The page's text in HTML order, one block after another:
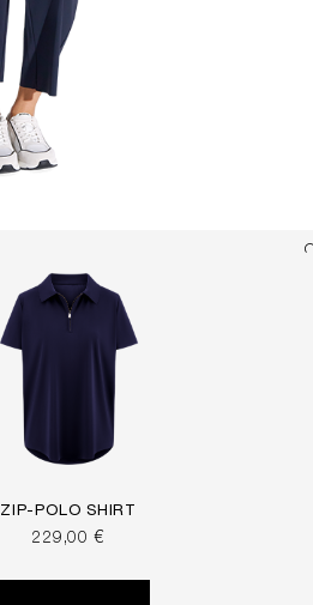
ZIP-POLO SHIRT
229,00 €